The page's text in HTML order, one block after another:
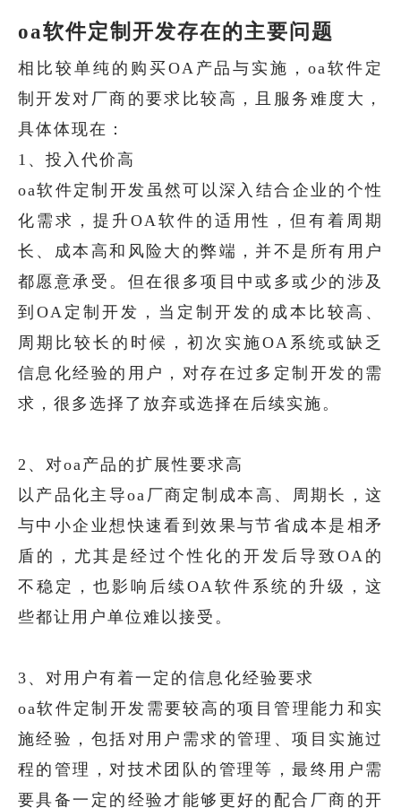
oa软件定制开发存在的主要问题
相比较单纯的购买OA产品与实施，oa软件定
制开发对厂商的要求比较高，且服务难度大，
具体体现在：
1、投入代价高
oa软件定制开发虽然可以深入结合企业的个性
化需求，提升OA软件的适用性，但有着周期
长、成本高和风险大的弊端，并不是所有用户
都愿意承受。但在很多项目中或多或少的涉及
到OA定制开发，当定制开发的成本比较高、
周期比较长的时候，初次实施OA系统或缺乏
信息化经验的用户，对存在过多定制开发的需
求，很多选择了放弃或选择在后续实施。
2、对oa产品的扩展性要求高
以产品化主导oa厂商定制成本高、周期长，这
与中小企业想快速看到效果与节省成本是相矛
盾的，尤其是经过个性化的开发后导致OA的
不稳定，也影响后续OA软件系统的升级，这
些都让用户单位难以接受。
3、对用户有着一定的信息化经验要求
oa软件定制开发需要较高的项目管理能力和实
施经验，包括对用户需求的管理、项目实施过
程的管理，对技术团队的管理等，最终用户需
要具备一定的经验才能够更好的配合厂商的开